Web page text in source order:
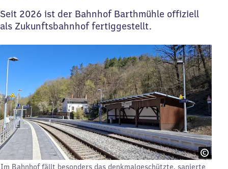
Seit 2026 ist der Bahnhof Barthmühle offiziell
als Zukunftsbahnhof fertiggestellt.
Im Bahnhof fällt besonders das denkmalgeschützte, sanierte